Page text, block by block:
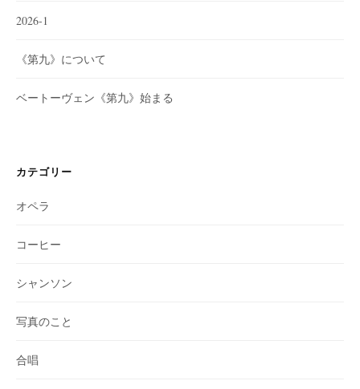
2026-1
《第九》について
ベートーヴェン《第九》始まる
カテゴリー
オペラ
コーヒー
シャンソン
写真のこと
合唱